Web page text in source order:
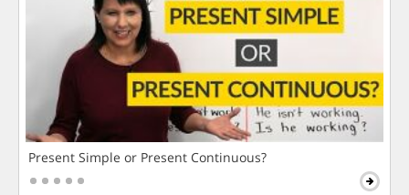
Present Simple or Present Continuous?